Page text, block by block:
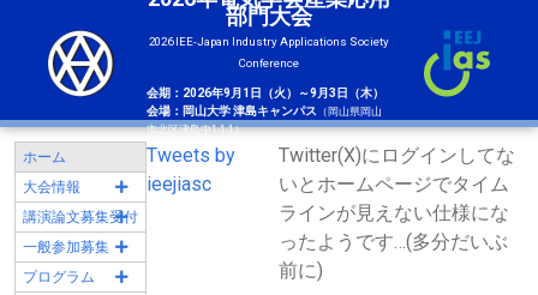
部門大会
2026 IEE-Japan Industry Applications Society
Conference
会期：2026年9月1日（火）～9月3日（木）
会場：岡山大学 津島キャンパス （岡山県岡山
市北区津島中1-1-1）
ホーム
大会情報
講演論文募集受付
一般参加募集
プログラム
Tweets by
ieejiasc
Twitter(X)にログインしてな
いとホームページでタイム
ラインが見えない仕様にな
ったようです…(多分だいぶ
前に)